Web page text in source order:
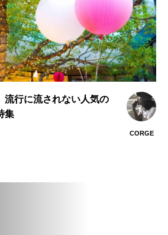
流行に流されない人気の
集
CORGE